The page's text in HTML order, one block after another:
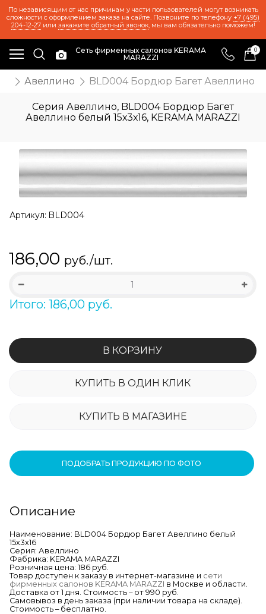
По независящим от нас причинам у части пользователей могут возникать
сложности с оформлением заказа на сайте. Позвоните по телефону +7 (495)
204-12-27или закажите обратный звонок, мы вам обязательно поможем!
Сеть фирменных салонов KERAMA
MARAZZI
0
Авеллино BLD004 Бордюр Багет Авеллино
Серия Авеллино, BLD004 Бордюр Багет
Авеллино белый 15х3х16, KERAMA MARAZZI
Артикул: BLD004
186,00 руб./шт.
Итого: 186,00 руб.
В КОРЗИНУ
КУПИТЬ В ОДИН КЛИК
КУПИТЬ В МАГАЗИНЕ
ПОДОБРАТЬ ПРОДУКЦИЮ ПО ФОТО
Описание
Наименование: BLD004 Бордюр Багет Авеллино белый
15х3х16
Серия: Авеллино
Фабрика: KERAMA MARAZZI
Розничная цена: 186 руб.
Товар доступен к заказу в интернет-магазине и сети
фирменных салонов KERAMA MARAZZI в Москве и области.
Доставка от 1 дня. Стоимость – от 990 руб.
Самовывоз в день заказа (при наличии товара на складе).
Стоимость – бесплатно.